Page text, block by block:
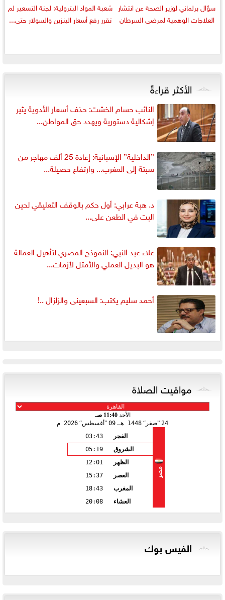
سؤال برلماني لوزير الصحة عن انتشار
العلاجات الوهمية لمرضى السرطان
شعبة المواد البترولية: لجنة التسعير لم
تقرر رفع أسعار البنزين والسولار حتى...
الأكثر قراءةً
النائب حسام الخشت: حذف أسعار الأدوية يثير
إشكالية دستورية ويهدد حق المواطن...
”الداخلية” الإسبانية: إعادة 25 ألف مهاجر من
سبتة إلى المغرب... وارتفاع حصيلة...
د. هبة عرابي: أول حكم بالوقف التعليقي لحين
البت في الطعن على...
علاء عبد النبي: النموذج المصري لتأهيل العمالة
هو البديل العملي والأمثل لأزمات...
أحمد سليم يكتب: السبعينى والزلزال ..!
مواقيت الصلاة
الأحد11:40 صـ
24 صفر 1448 هـ 09 أغسطس 2026 م
مصر
الفجر
03:43
الشروق
05:19
الظهر
12:01
العصر
15:37
المغرب
18:43
العشاء
20:08
الفيس بوك